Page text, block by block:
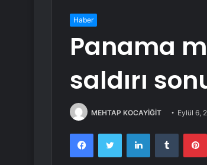
Haber
Panama
saldırı
MEHTAP KOCAYİĞİT Eylül 6,
FacebookTwitter LinkedInTumblr